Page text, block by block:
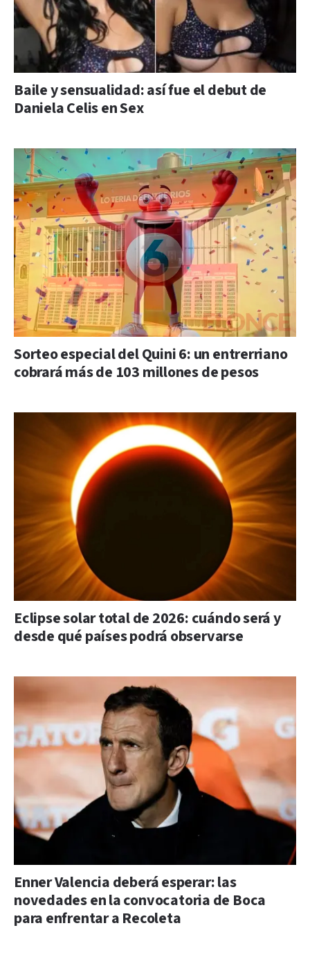
Baile y sensualidad: así fue el debut de
Daniela Celis en Sex
Sorteo especial del Quini 6: un entrerriano
cobrará más de 103 millones de pesos
Eclipse solar total de 2026: cuándo será y
desde qué países podrá observarse
Enner Valencia deberá esperar: las
novedades en la convocatoria de Boca
para enfrentar a Recoleta